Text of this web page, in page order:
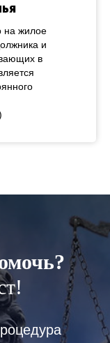
на жилое
и
в